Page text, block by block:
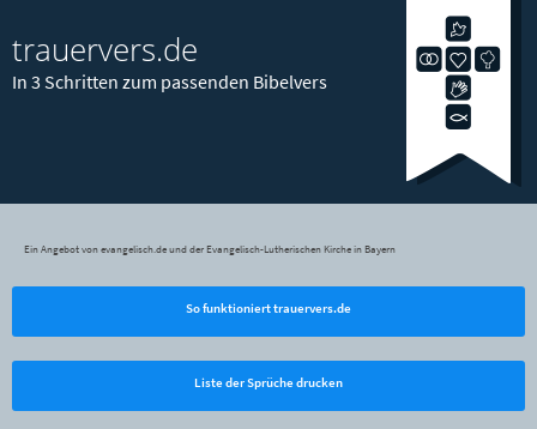
trauervers.de
In 3 Schritten zum passenden Bibelvers
Ein Angebot von evangelisch.de und der Evangelisch-Lutherischen Kirche in Bayern
So funktioniert trauervers.de
Liste der Sprüche drucken